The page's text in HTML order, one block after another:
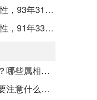
1993年属鸡人2024年运势男性，93年31岁属鸡男2024年每月运程怎么样
1991年属羊人2024年运势男性，91年33岁属羊男2024年每月运程怎么样
2023年发横财的生肖都有谁？哪些属相财运旺盛？
2023年不顺的生肖都有谁？要注意什么呢？